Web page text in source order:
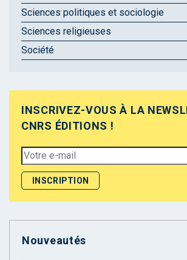
Sciences politiques et sociologie
Sciences religieuses
Société
INSCRIVEZ-VOUS À LA
CNRS ÉDITIONS !
Nouveautés